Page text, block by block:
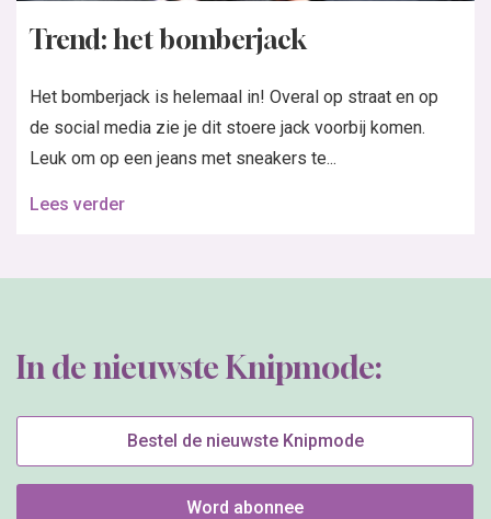
Trend: het bomberjack
Het bomberjack is helemaal in! Overal op straat en op
de social media zie je dit stoere jack voorbij komen.
Leuk om op een jeans met sneakers te...
Lees verder
In de nieuwste Knipmode:
Bestel de nieuwste Knipmode
Word abonnee